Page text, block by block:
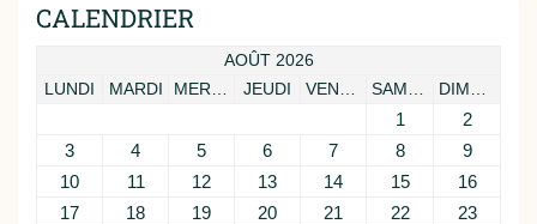
CALENDRIER
AOÛT 2026
LUNDI
MARDI JEUDI
1
2
3
4 5 6 7 8
9
10
11 12 13 14 15
16
17
18 19 20 21 22
23